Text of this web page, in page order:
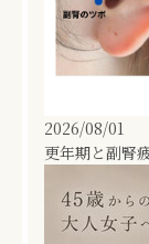
2026/08/01
更年期と副腎